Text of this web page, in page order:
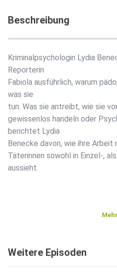
Beschreibung
Kriminalpsychologin Lydia
Reporterin
Fabiola ausführlich, warum
was sie
tun. Was sie antreibt, wie sie
gewissenlos handeln oder
berichtet Lydia
Benecke davon, wie ihre
Täterinnen sowohl in Einzel-,
aussieht.
Mehr
Weitere Episoden